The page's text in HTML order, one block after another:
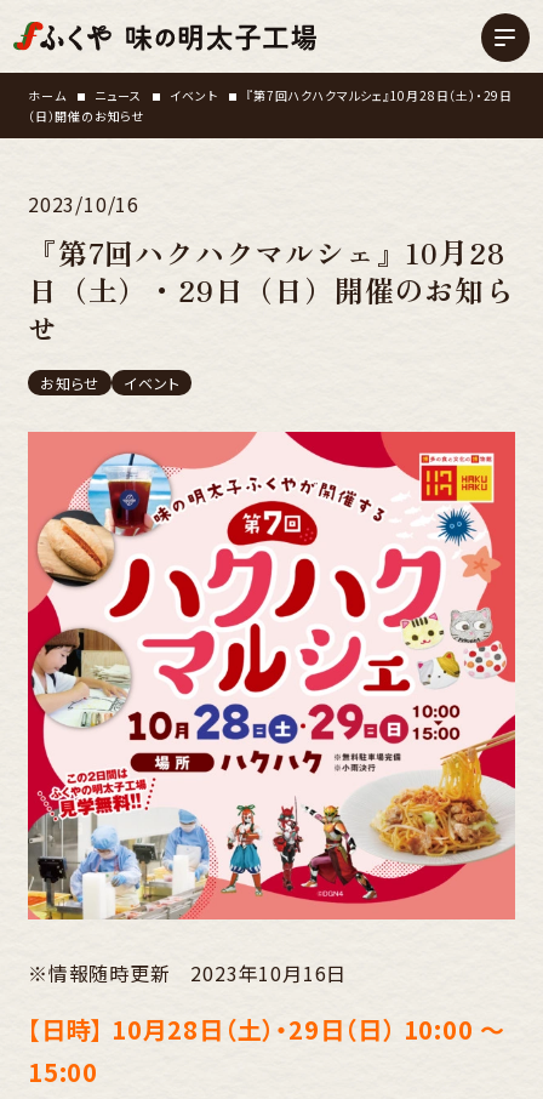
ホーム ニュース イベント
『第7回ハクハクマルシェ』10月28日（土）・29日
（日）開催のお知らせ
2023/10/16
『第7回ハクハクマルシェ』10月28
日（土）・29日（日）開催のお知ら
せ
お知らせ イベント
※情報随時更新 2023年10月16日
【日時】 10月28日（土）・29日（日） 10:00 ～
15:00